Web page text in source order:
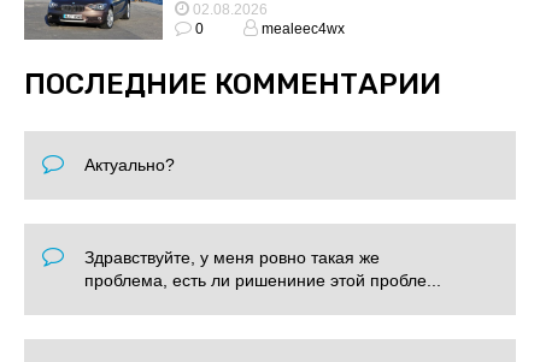
02.08.2026
0
mealeec4wx
ПОСЛЕДНИЕ КОММЕНТАРИИ
Актуально?
Здравствуйте, у меня ровно такая же
проблема, есть ли ришениние этой пробле...